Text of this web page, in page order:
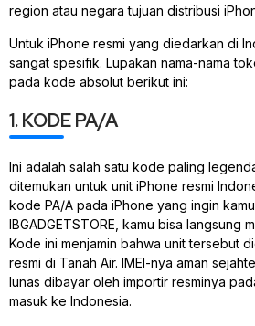
region atau negara tujuan distribusi
Untuk iPhone resmi yang diedarkan di
sangat spesifik. Lupakan nama-nama
pada kode absolut berikut ini:
1. KODE PA/A
Ini adalah salah satu kode paling
ditemukan untuk unit iPhone resmi
kode PA/A pada iPhone yang ingin
IBGADGETSTORE, kamu bisa langsung
Kode ini menjamin bahwa unit tersebut
resmi di Tanah Air. IMEI-nya aman
lunas dibayar oleh importir resminya
masuk ke Indonesia.